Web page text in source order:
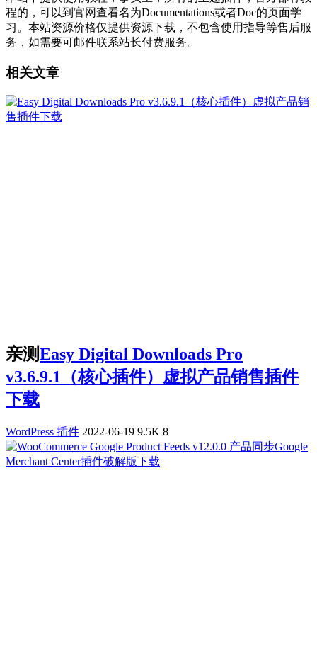
程的，可以到官网查看名为Documentations或者Doc的页面学
习。本站资源价格仅提供资源下载，不包含使用指导等售后服
务，如需要可邮件联系站长付费服务。
相关文章
亲测Easy Digital Downloads Pro
v3.6.9.1（核心插件）虚拟产品销售插件
下载
WordPress 插件 2022-06-19 9.5K 8